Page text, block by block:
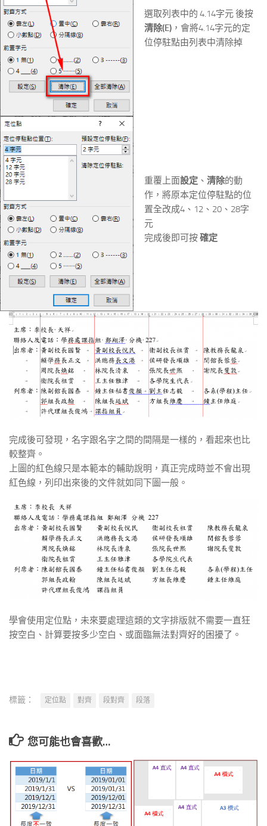
選取列表中的 4.14字元 後按
清除(E)，會將4.14字元的定
位停駐點由列表中清除掉
重覆上面設定、 清除的動
作，將原本定位停駐點的位
置全改成4、12、20、28字
元
完成後即可按確定
完成後可發現，名字跟名字之間的間隔是一樣的，看起來也比
較整齊。
上圖的紅色線只是本範本的輔助說明，真正完成時並不會出現
紅色線，列印出來後的文件就如同下圖一般。
學會使用定位點，未來要處理這類的文字排版就不需要一直狂
按空白、計算要按多少空白、或面臨無法對齊好的困擾了。
標籤： 定位點 對齊 段對齊 段落
您可能也會喜歡…